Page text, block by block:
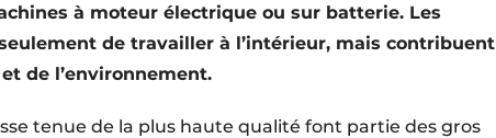
à moteur électrique ou sur batterie. Les
de travailler à l’intérieur, mais contribuent
de l’environnement.
tenue de la plus haute qualité font partie des gros